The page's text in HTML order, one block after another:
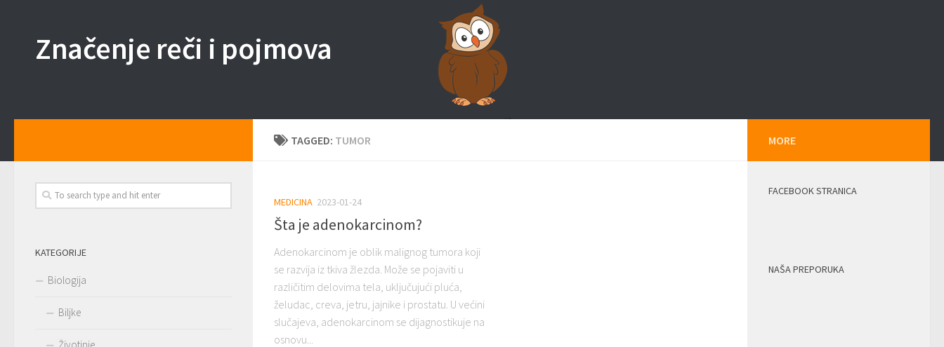
Značenje reči i pojmova
TAGGED: TUMOR
MEDICINA 2023-01-24
Šta je adenokarcinom?
Adenokarcinom je oblik malignog tumora koji
se razvija iz tkiva žlezda. Može se pojaviti u
različitim delovima tela, uključujući pluća,
želudac, creva, jetru, jajnike i prostatu. U većini
slučajeva, adenokarcinom se dijagnostikuje na
osnovu...
KATEGORIJE
Biologija
Biljke
MORE
FACEBOOK STRANICA
NAŠA PREPORUKA